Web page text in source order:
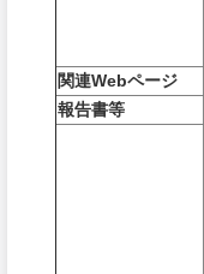
関連Webページ
報告書等